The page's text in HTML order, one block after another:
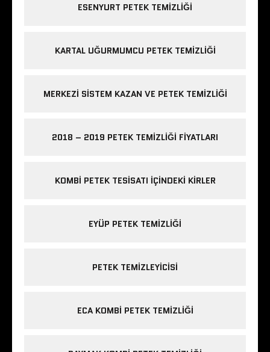
ESENYURT PETEK TEMIZLIĞI
KARTAL UĞURMUMCU PETEK TEMIZLIĞI
MERKEZI SISTEM KAZAN VE PETEK TEMIZLIĞI
2018 – 2019 PETEK TEMIZLIĞI FIYATLARI
KOMBI PETEK TESISATI IÇINDEKI KIRLER
EYÜP PETEK TEMIZLIĞI
PETEK TEMIZLEYICISI
ECA KOMBI PETEK TEMIZLIĞI